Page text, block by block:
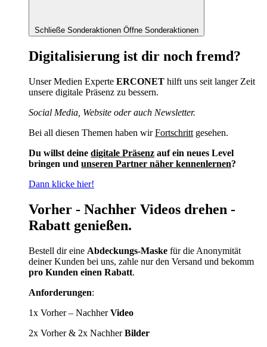
Schließe Sonderaktionen Öffne Sonderaktionen
Digitalisierung ist dir noch fremd?
Unser Medien Experte ERCONET hilft uns seit langer Zeit
unsere digitale Präsenz zu bessern.
Social Media, Website oder auch Newsletter.
Bei all diesen Themen haben wirFortschritt gesehen.
Du willst deine digitale Präsenz auf ein neues Level
bringen und unseren Partner näher kennenlernen?
Dann klicke hier!
Vorher - Nachher Videos drehen -
Rabatt genießen.
Bestell dir eine Abdeckungs-Maske für die Anonymität
deiner Kunden bei uns, zahle nur den Versand und bekomm
pro Kunden einen Rabatt.
Anforderungen:
1x Vorher – NachherVideo
2x Vorher & 2x NachherBilder